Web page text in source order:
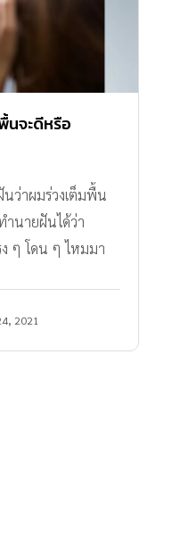
นจะดีหรือ
ว่าผมร่วงเต็มพื้น
ำนายฝันได้ว่า
ง ๆ โดน ๆ ไหมมา
2021